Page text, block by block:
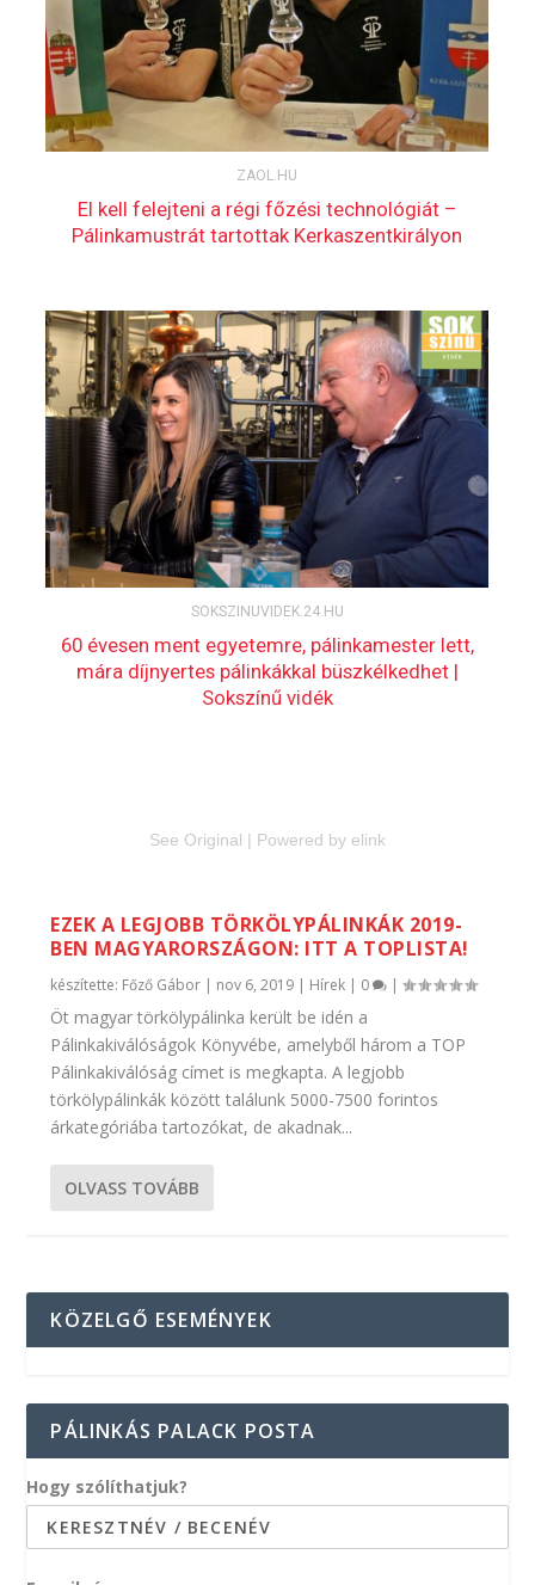
See Original | Powered by elink
EZEK A LEGJOBB TÖRKÖLYPÁLINKÁK 2019-
BEN MAGYARORSZÁGON: ITT A TOPLISTA!
készítette: Főző Gábor | nov 6, 2019 | Hírek | 0 |
Öt magyar törkölypálinka került be idén a
Pálinkakiválóságok Könyvébe, amelyből három a TOP
Pálinkakiválóság címet is megkapta. A legjobb
törkölypálinkák között találunk 5000-7500 forintos
árkategóriába tartozókat, de akadnak...
OLVASS TOVÁBB
KÖZELGŐ ESEMÉNYEK
PÁLINKÁS PALACK POSTA
Hogy szólíthatjuk?